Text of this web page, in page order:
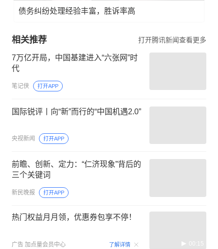
债务纠纷处理经验丰富，胜诉率高
相关推荐 打开腾讯新闻查看更多
7万亿开局，中国基建进入“六张网”时
代
笔记侠 打开APP
国际锐评丨向“新”而行的“中国机遇2.0”
央视新闻 打开APP
前瞻、创新、定力：“仁济现象”背后的
三个关键词
新民晚报 打开APP
热门权益月月领，优惠券包享不停！
广告 加点量会员中心 了解详情 00:15